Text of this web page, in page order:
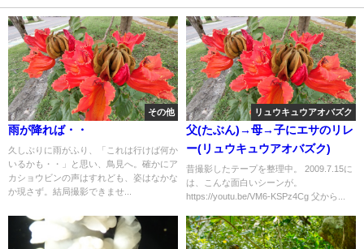
その他
雨が降れば・・
久しぶりに雨がふり、「これは行けば何か
いるかも・・」と思い、鳥見へ。確かにア
カショウビンの声はすれども、姿はなかな
か現さず。結局撮影できませ...
リュウキュウアオバズク
父(たぶん)→母→子にエサのリレ
ー(リュウキュウアオバズク)
昔撮影したテープを整理中。 2009.7.15に
は、こんな面白いシーンが。
https://youtu.be/VM6-KSPz4Cg 父から...